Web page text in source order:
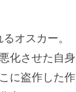
オスカー。
化させた自身
に盗作した作